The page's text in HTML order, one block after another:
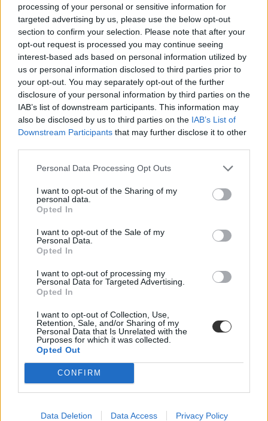
processing of your personal or sensitive information for
targeted advertising by us, please use the below opt-out
section to confirm your selection. Please note that after your
opt-out request is processed you may continue seeing
interest-based ads based on personal information utilized by
us or personal information disclosed to third parties prior to
your opt-out. You may separately opt-out of the further
disclosure of your personal information by third parties on the
IAB’s list of downstream participants. This information may
also be disclosed by us to third parties on the IAB’s List of
Downstream Participants that may further disclose it to other
Personal Data Processing Opt Outs
I want to opt-out of the Sharing of my
personal data.
Opted In
I want to opt-out of the Sale of my
Personal Data.
Opted In
I want to opt-out of processing my
Personal Data for Targeted Advertising.
Opted In
I want to opt-out of Collection, Use,
Retention, Sale, and/or Sharing of my
Personal Data that Is Unrelated with the
Purposes for which it was collected.
Opted Out
CONFIRM
Data Deletion Data Access Privacy Policy
Ahogy mindenki 16 év felett, ti is havonta kétszer ingyen vehettek
fel készpénzt - maximum 150 ezer forintos összegig. Ez minden
banknál így van, jogszabály határozza meg. Érdemes jól taktikázni:
például ha összesen 60 ezer forintot szeretnétek felvenni egy
hónapban, és ezt kétszer 30 ezer forintban veszitek ki, akkor ez
díjmentes lesz. Ha viszont háromszor 20 ezer forintot vesztek fel,
akkor a harmadik készpénzfelvételért már felszámolnak díjat.
Egy appban az összes költség
Mivel sokaknak egyetemistaként kell először nagyobb összeggel
gazdálkodniuk, számlát fizetniük, gyorsan átláthatatlanná válhatnak
esküsznek, mások minden blokkot eltesznek, de van ennek van
Több olyan ingyenes app is van, amivel egy helyen követhetitek a
kiadásaitokat, bevételeket és a megtakarításaitokat is. Ilyen például a
nézhetitek a pénzügyeiteket, sőt még figyelmeztetést is beállíthattok,
hogy ne felejtsétek el felírni a napi kiadásokat. Hasonlóan működik
és aMoney Lover
lemaradni a fontos hírekről!